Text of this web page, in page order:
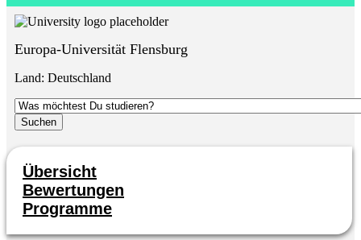
Europa-Universität Flensburg
Land: Deutschland
Übersicht
Bewertungen
Programme